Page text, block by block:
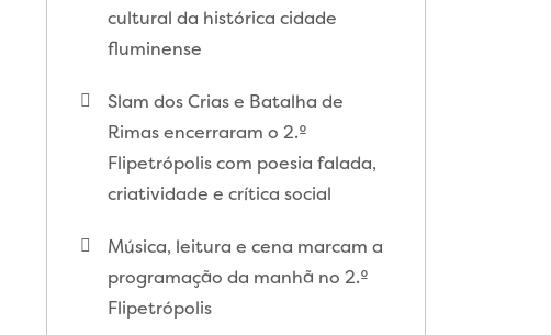
cultural da histórica cidade
fluminense
Slam dos Crias e Batalha de
Rimas encerraram o 2.º
Flipetrópolis com poesia falada,
criatividade e crítica social
Música, leitura e cena marcam a
programação da manhã no 2.º
Flipetrópolis